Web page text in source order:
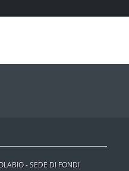
- SEDE DI FONDI